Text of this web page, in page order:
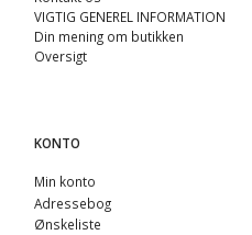
VIGTIG GENEREL INFORMATION
Din mening om butikken
Oversigt
KONTO
Min konto
Adressebog
Ønskeliste